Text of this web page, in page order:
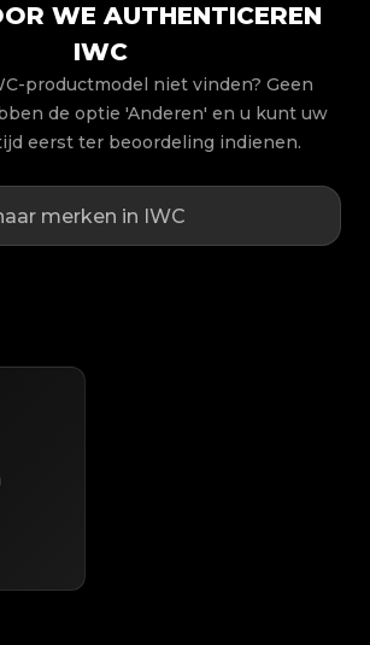
WE AUTHENTICEREN
IWC
productmodel niet vinden? Geen
de optie 'Anderen' en u kunt uw
eerst ter beoordeling indienen.